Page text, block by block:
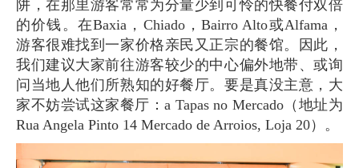
阱，在那里游客常常为分量少到可怜的快餐付双倍
的价钱。在Baxia，Chiado，Bairro Alto或Alfama，
游客很难找到一家价格亲民又正宗的餐馆。因此，
我们建议大家前往游客较少的中心偏外地带、或询
问当地人他们所熟知的好餐厅。要是真没主意，大
家不妨尝试这家餐厅：a Tapas no Mercado（地址为
Rua Angela Pinto 14 Mercado de Arroios, Loja 20）。